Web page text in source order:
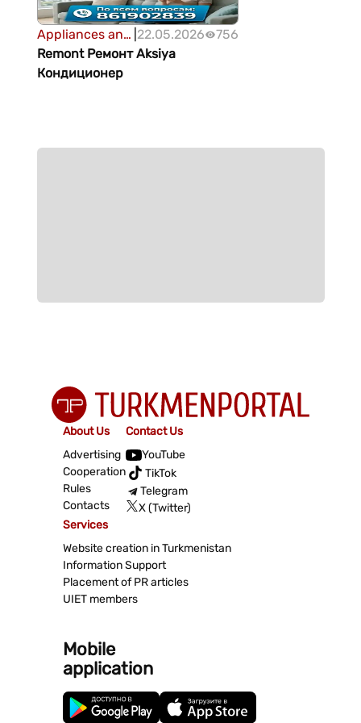
Appliances and
devices
22.05.2026
756
Remont Ремонт Aksiya
Кондиционер
About Us
Advertising
Cooperation
Rules
Contacts
Contact Us
YouTube
TikTok
Telegram
X (Twitter)
Services
Website creation in Turkmenistan
Information Support
Placement of PR articles
UIET members
Mobile
application